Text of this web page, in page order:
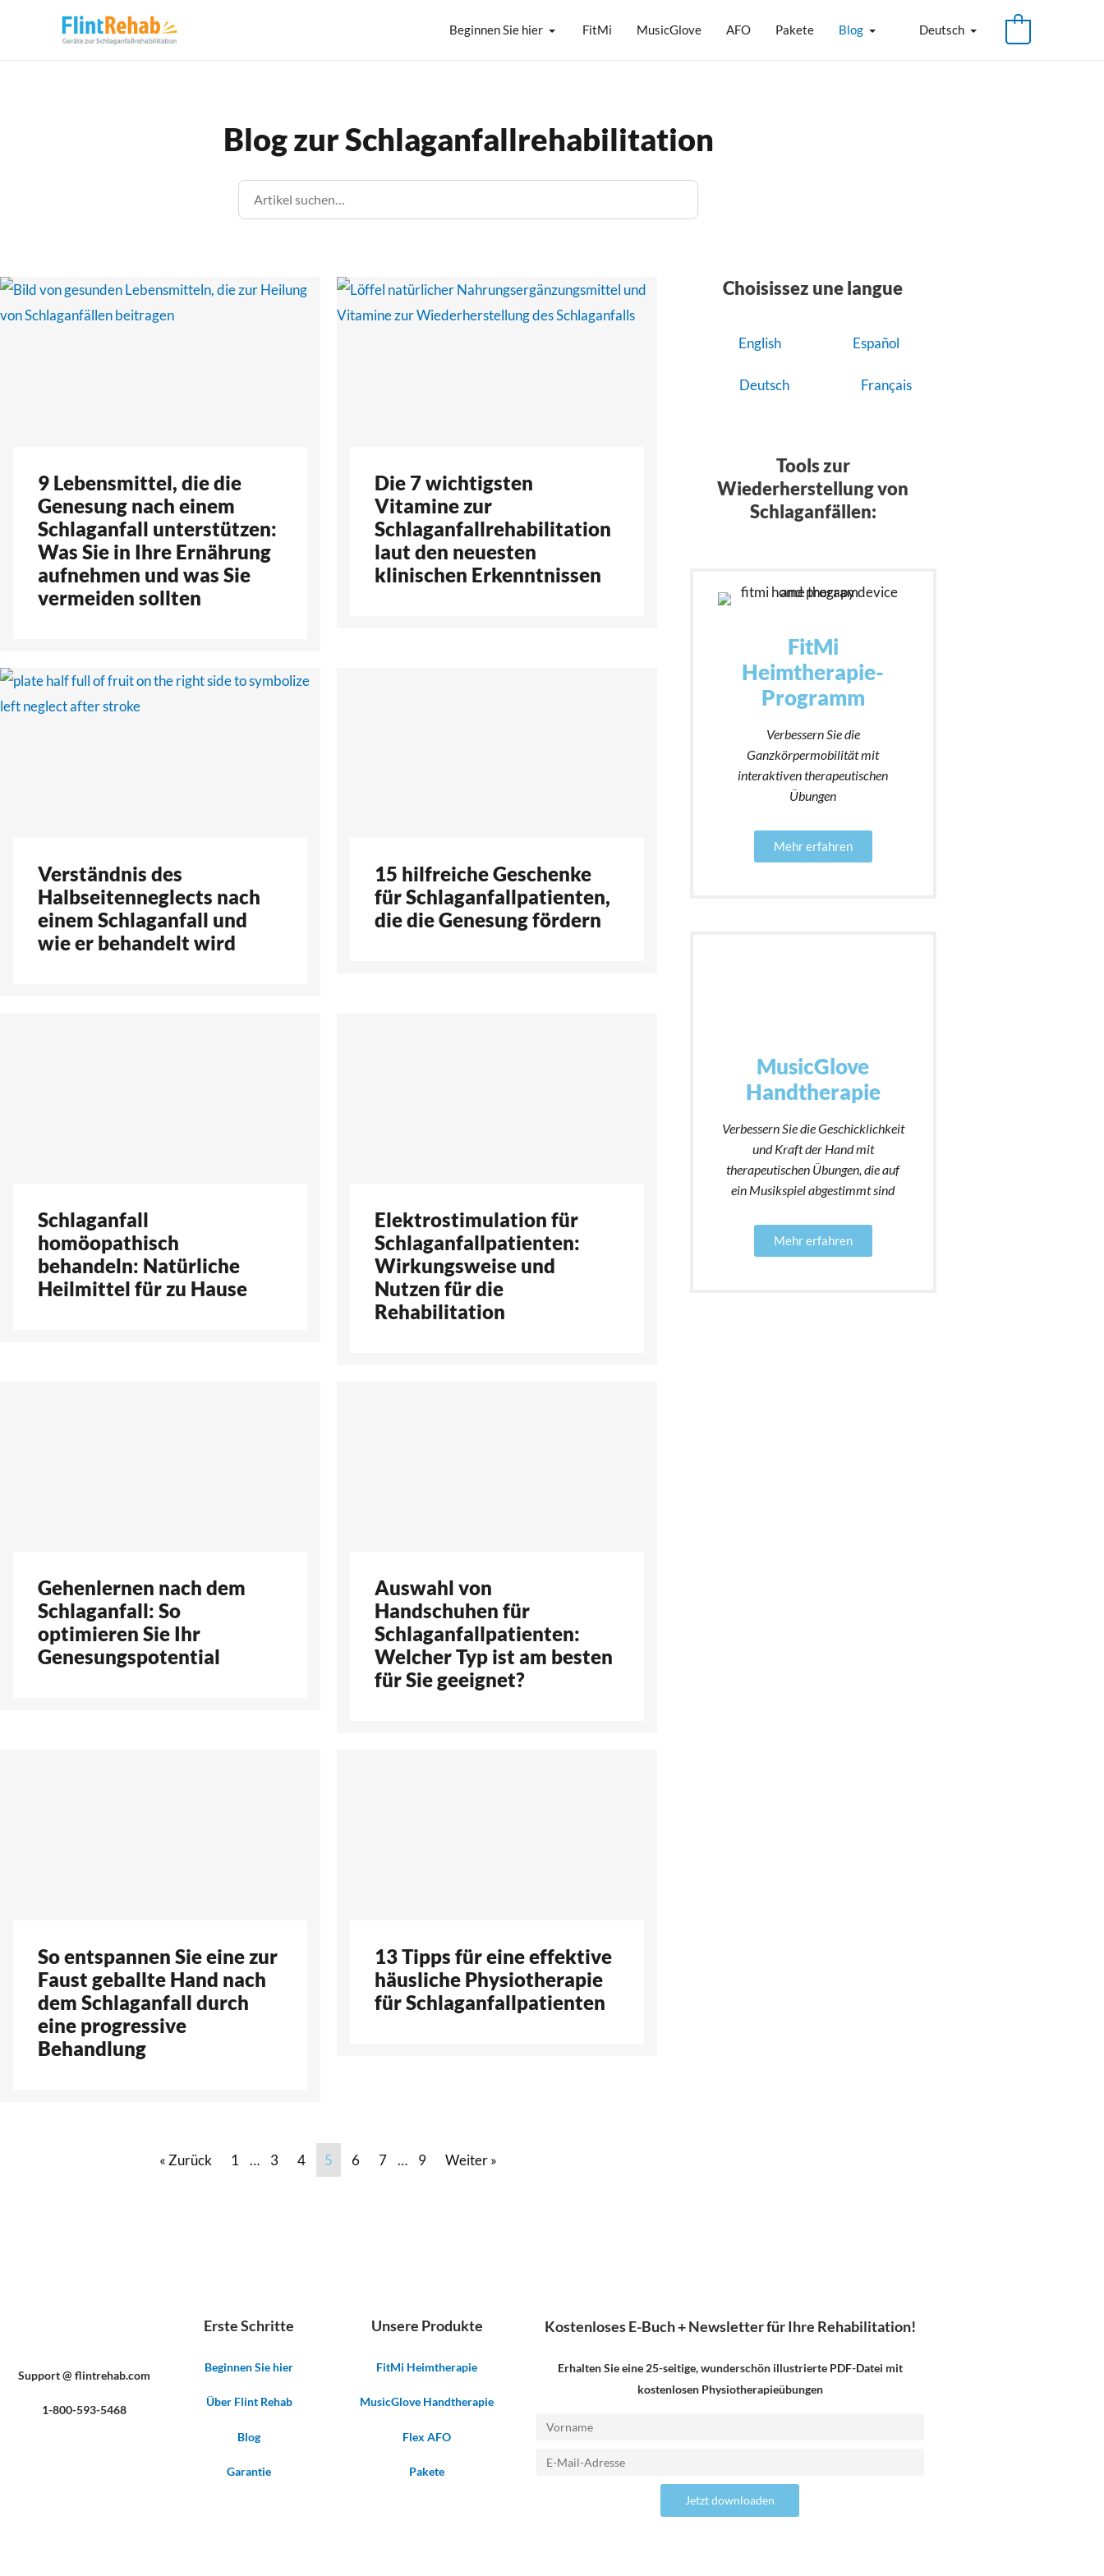
Beginnen Sie hier FitMi MusicGlove AFO Pakete Blog Deutsch
Blog zur Schlaganfallrehabilitation
9 Lebensmittel, die die
Genesung nach einem
Schlaganfall unterstützen:
Was Sie in Ihre Ernährung
aufnehmen und was Sie
vermeiden sollten
Die 7 wichtigsten
Vitamine zur
Schlaganfallrehabilitation
laut den neuesten
klinischen Erkenntnissen
Verständnis des
Halbseitenneglects nach
einem Schlaganfall und
wie er behandelt wird
15 hilfreiche Geschenke
für Schlaganfallpatienten,
die die Genesung fördern
Schlaganfall
homöopathisch
behandeln: Natürliche
Heilmittel für zu Hause
Elektrostimulation für
Schlaganfallpatienten:
Wirkungsweise und
Nutzen für die
Rehabilitation
Gehenlernen nach dem
Schlaganfall: So
optimieren Sie Ihr
Genesungspotential
Auswahl von
Handschuhen für
Schlaganfallpatienten:
Welcher Typ ist am besten
für Sie geeignet?
So entspannen Sie eine zur
Faust geballte Hand nach
dem Schlaganfall durch
eine progressive
Behandlung
13 Tipps für eine effektive
häusliche Physiotherapie
für Schlaganfallpatienten
« Zurück 1 … 3 4 5 6 7 … 9 Weiter »
Choisissez une langue
English Español
Deutsch Français
Tools zur
Wiederherstellung von
Schlaganfällen:
FitMi
Heimtherapie-
Programm
Verbessern Sie die
Ganzkörpermobilität mit
interaktiven therapeutischen
Übungen
Mehr erfahren
MusicGlove
Handtherapie
Verbessern Sie die Geschicklichkeit
und Kraft der Hand mit
therapeutischen Übungen, die auf
ein Musikspiel abgestimmt sind
Mehr erfahren
Support @ flintrehab.com
1-800-593-5468
Erste Schritte
Beginnen Sie hier
Über Flint Rehab
Blog
Garantie
Unsere Produkte
FitMi Heimtherapie
MusicGlove Handtherapie
Flex AFO
Pakete
Kostenloses E-Buch + Newsletter für Ihre Rehabilitation!
Erhalten Sie eine 25-seitige, wunderschön illustrierte PDF-Datei mit
kostenlosen Physiotherapieübungen
Vorname
E-
Jetzt downloaden